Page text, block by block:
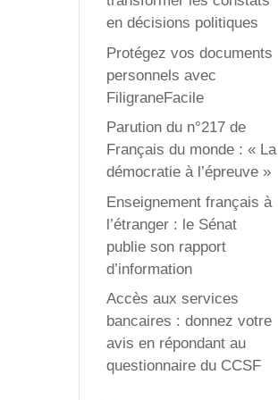
en décisions politiques
Protégez vos documents
personnels avec
FiligraneFacile
Parution du n°217 de
Français du monde : « La
démocratie à l’épreuve »
Enseignement français à
l’étranger : le Sénat
publie son rapport
d’information
Accès aux services
bancaires : donnez votre
avis en répondant au
questionnaire du CCSF